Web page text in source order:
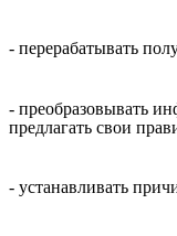
- перерабатывать
- преобразовывать
предлагать свои
- устанавливать